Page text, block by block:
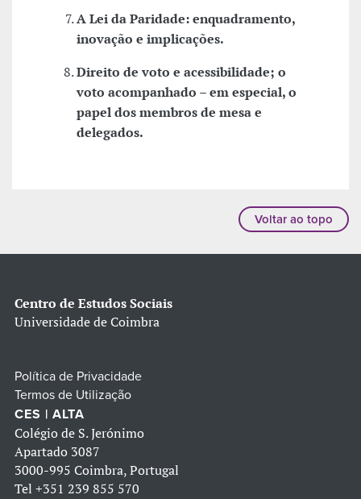
A Lei da Paridade: enquadramento,
inovação e implicações.
Direito de voto e acessibilidade; o
voto acompanhado – em especial, o
papel dos membros de mesa e
delegados.
Voltar ao topo
Centro de Estudos Sociais
Universidade de Coimbra
Política de Privacidade
Termos de Utilização
CES | ALTA
Colégio de S. Jerónimo
Apartado 3087
3000-995 Coimbra, Portugal
Tel +351 239 855 570